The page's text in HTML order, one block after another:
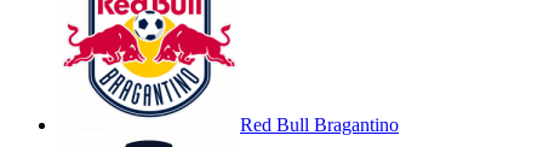
Red Bull Bragantino